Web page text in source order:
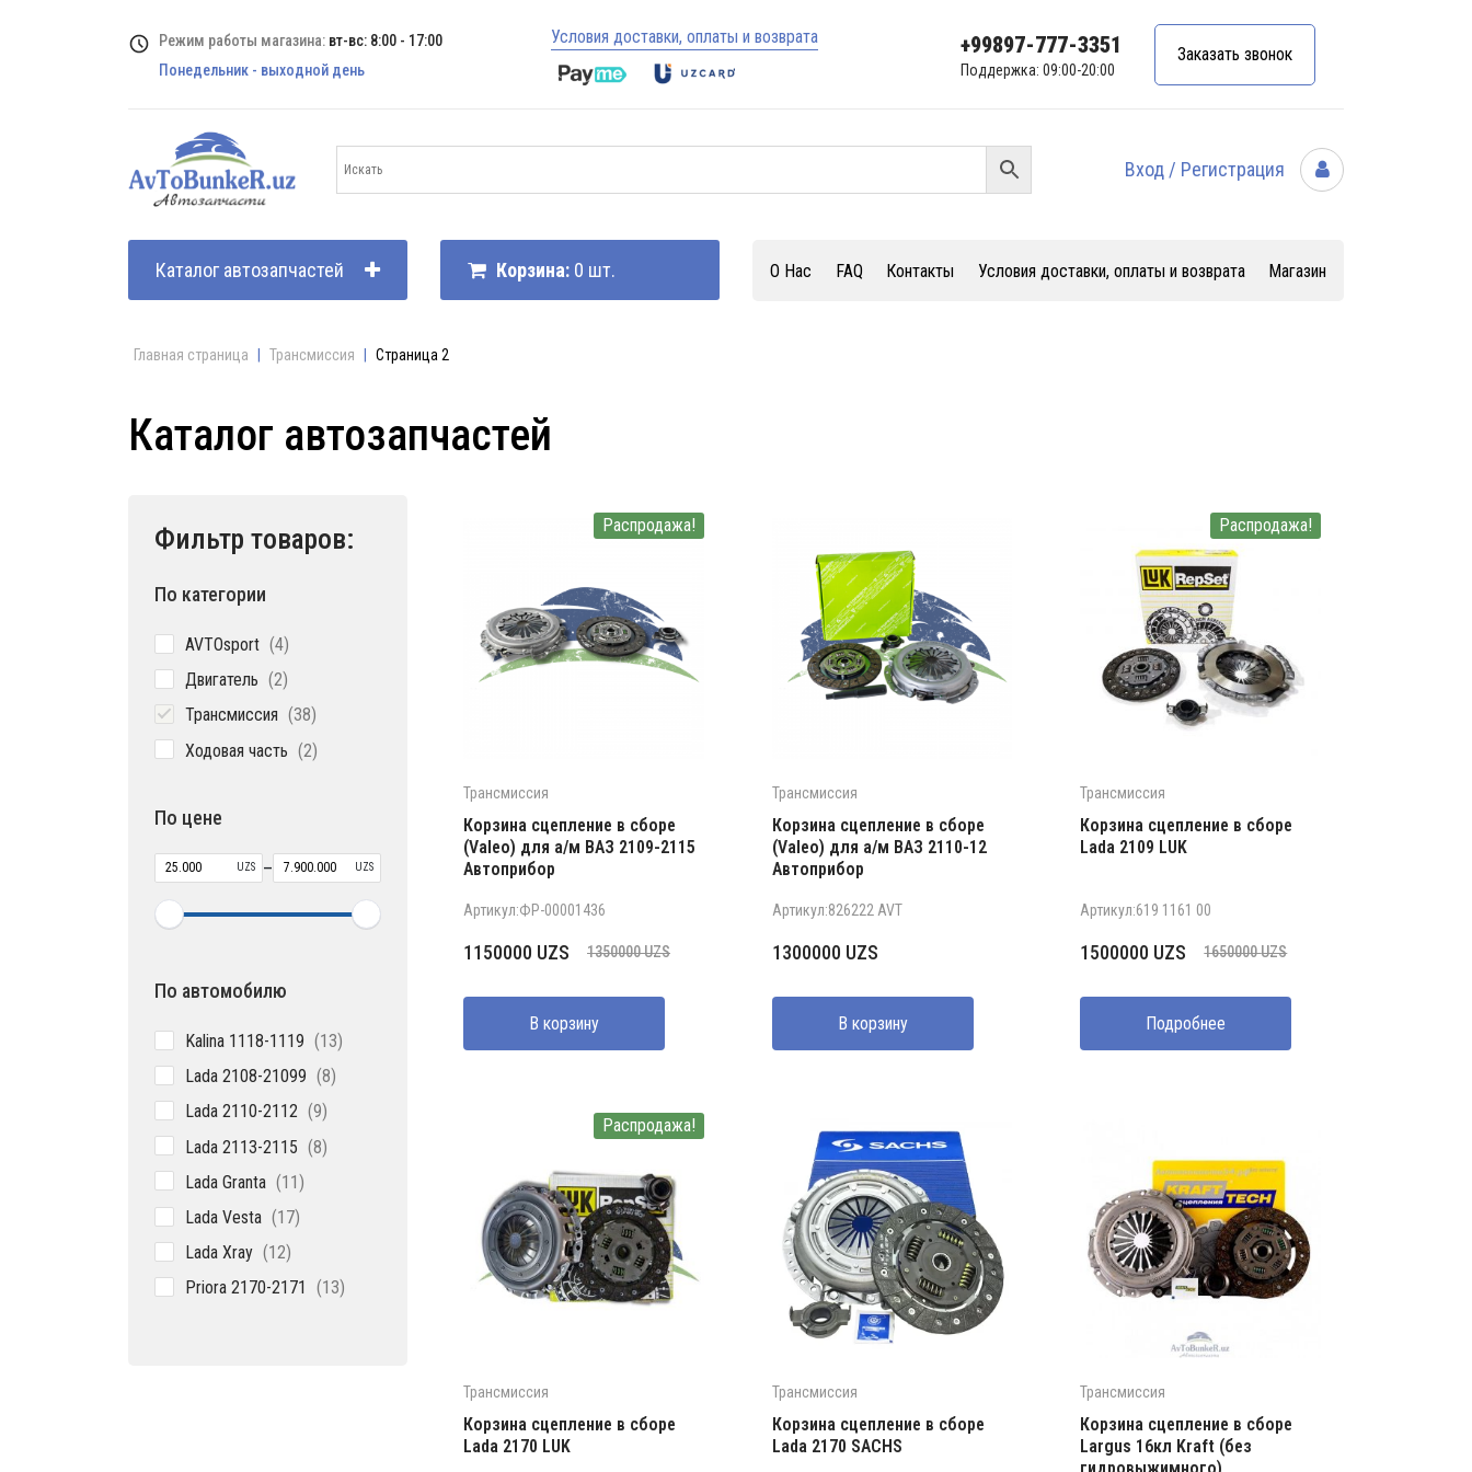
Режим работы магазина: вт-вс: 8:00 - 17:00
Понедельник - выходной день
Условия доставки, оплаты и возврата +99897-777-3351
Поддержка: 09:00-20:00
Заказать звонок
Вход / Регистрация
Каталог автозапчастей Корзина: 0 шт. О Нас FAQ Контакты Условия доставки, оплаты и возврата Магазин
Главная страница Трансмиссия Страница 2
Каталог автозапчастей
Фильтр товаров:
По категории
AVTOsport 44
Двигатель 22
Трансмиссия 3838
Ходовая часть 22
По цене
UZS – UZS
По автомобилю
Kalina 1118-1119 1313
Lada 2108-21099 88
Lada 2110-2112 99
Lada 2113-2115 88
Lada Granta 1111
Lada Vesta 1717
Lada Xray 1212
Priora 2170-2171 1313
Распродажа!
Трансмиссия
Корзина сцепление в сборе
(Valeo) для а/м ВАЗ 2109-2115
Автоприбор
Артикул:ФР-00001436
1350000UZS
Первоначальная
составляла
1350000 UZS.
1150000 UZS
Текущая
1150000 UZS.
В корзину
Трансмиссия
Корзина сцепление в сборе
(Valeo) для а/м ВАЗ 2110-12
Автоприбор
Артикул:826222 AVT
1300000 UZS
В корзину
Распродажа!
Трансмиссия
Корзина сцепление в сборе
Lada 2109 LUK
Артикул:619 1161 00
1650000UZS
Первоначальная
составляла
1650000 UZS.
1500000 UZS
Текущая
1500000 UZS.
Подробнее
Распродажа!
Трансмиссия
Корзина сцепление в сборе
Lada 2170 LUK
Трансмиссия
Корзина сцепление в сборе
Lada 2170 SACHS
Трансмиссия
Корзина сцепление в сборе
Largus 16кл Kraft (без